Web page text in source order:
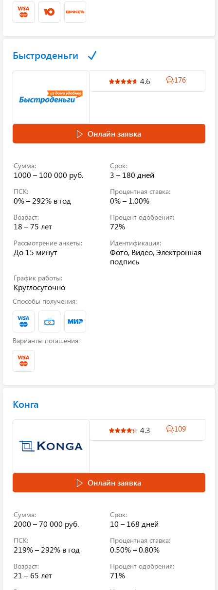
Быстроденьги
4.6 176
Онлайн заявка
Сумма:
1000 – 100 000 руб.
Срок:
3 – 180 дней
ПСК:
0% – 292% в год
Процентная ставка:
0% – 1.00%
Возраст:
18 – 75 лет
Процент одобрения:
72%
Рассмотрение анкеты:
До 15 минут
Идентификация:
Фото, Видео, Электронная
подпись
График работы:
Круглосуточно
Способы получения:
Варианты погашения:
Конга
4.3 109
Онлайн заявка
Сумма:
2000 – 70 000 руб.
Срок:
10 – 168 дней
ПСК:
219% – 292% в год
Процентная ставка:
0.50% – 0.80%
Возраст:
21 – 65 лет
Процент одобрения:
71%